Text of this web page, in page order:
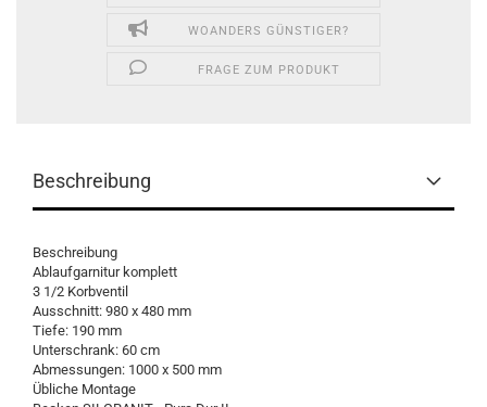
WOANDERS GÜNSTIGER?
FRAGE ZUM PRODUKT
Beschreibung
Beschreibung
Ablaufgarnitur komplett
3 1/2 Korbventil
Ausschnitt: 980 x 480 mm
Tiefe: 190 mm
Unterschrank: 60 cm
Abmessungen: 1000 x 500 mm
Übliche Montage